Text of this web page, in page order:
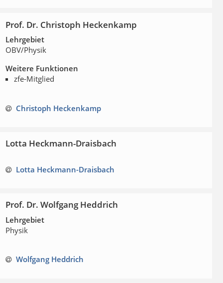
Prof. Dr. Christoph Heckenkamp
Lehrgebiet
OBV/Physik
Weitere Funktionen
zfe-Mitglied
Christoph Heckenkamp
Lotta Heckmann-Draisbach
Lotta Heckmann-Draisbach
Prof. Dr. Wolfgang Heddrich
Lehrgebiet
Physik
Wolfgang Heddrich